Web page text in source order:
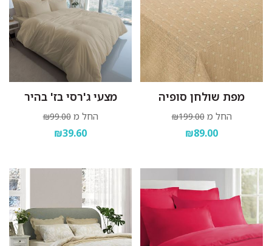
מפת שולחן סופיה
החל מ ₪199.00
₪89.00
מצעי ג'רסי בז' בהיר
החל מ ₪99.00
₪39.60